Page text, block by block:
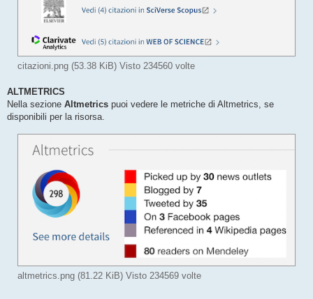
citazioni.png (53.38 KiB) Visto 234560 volte
ALTMETRICS
Nella sezione Altmetrics puoi vedere le metriche di Altmetrics, se
disponibili per la risorsa.
altmetrics.png (81.22 KiB) Visto 234569 volte